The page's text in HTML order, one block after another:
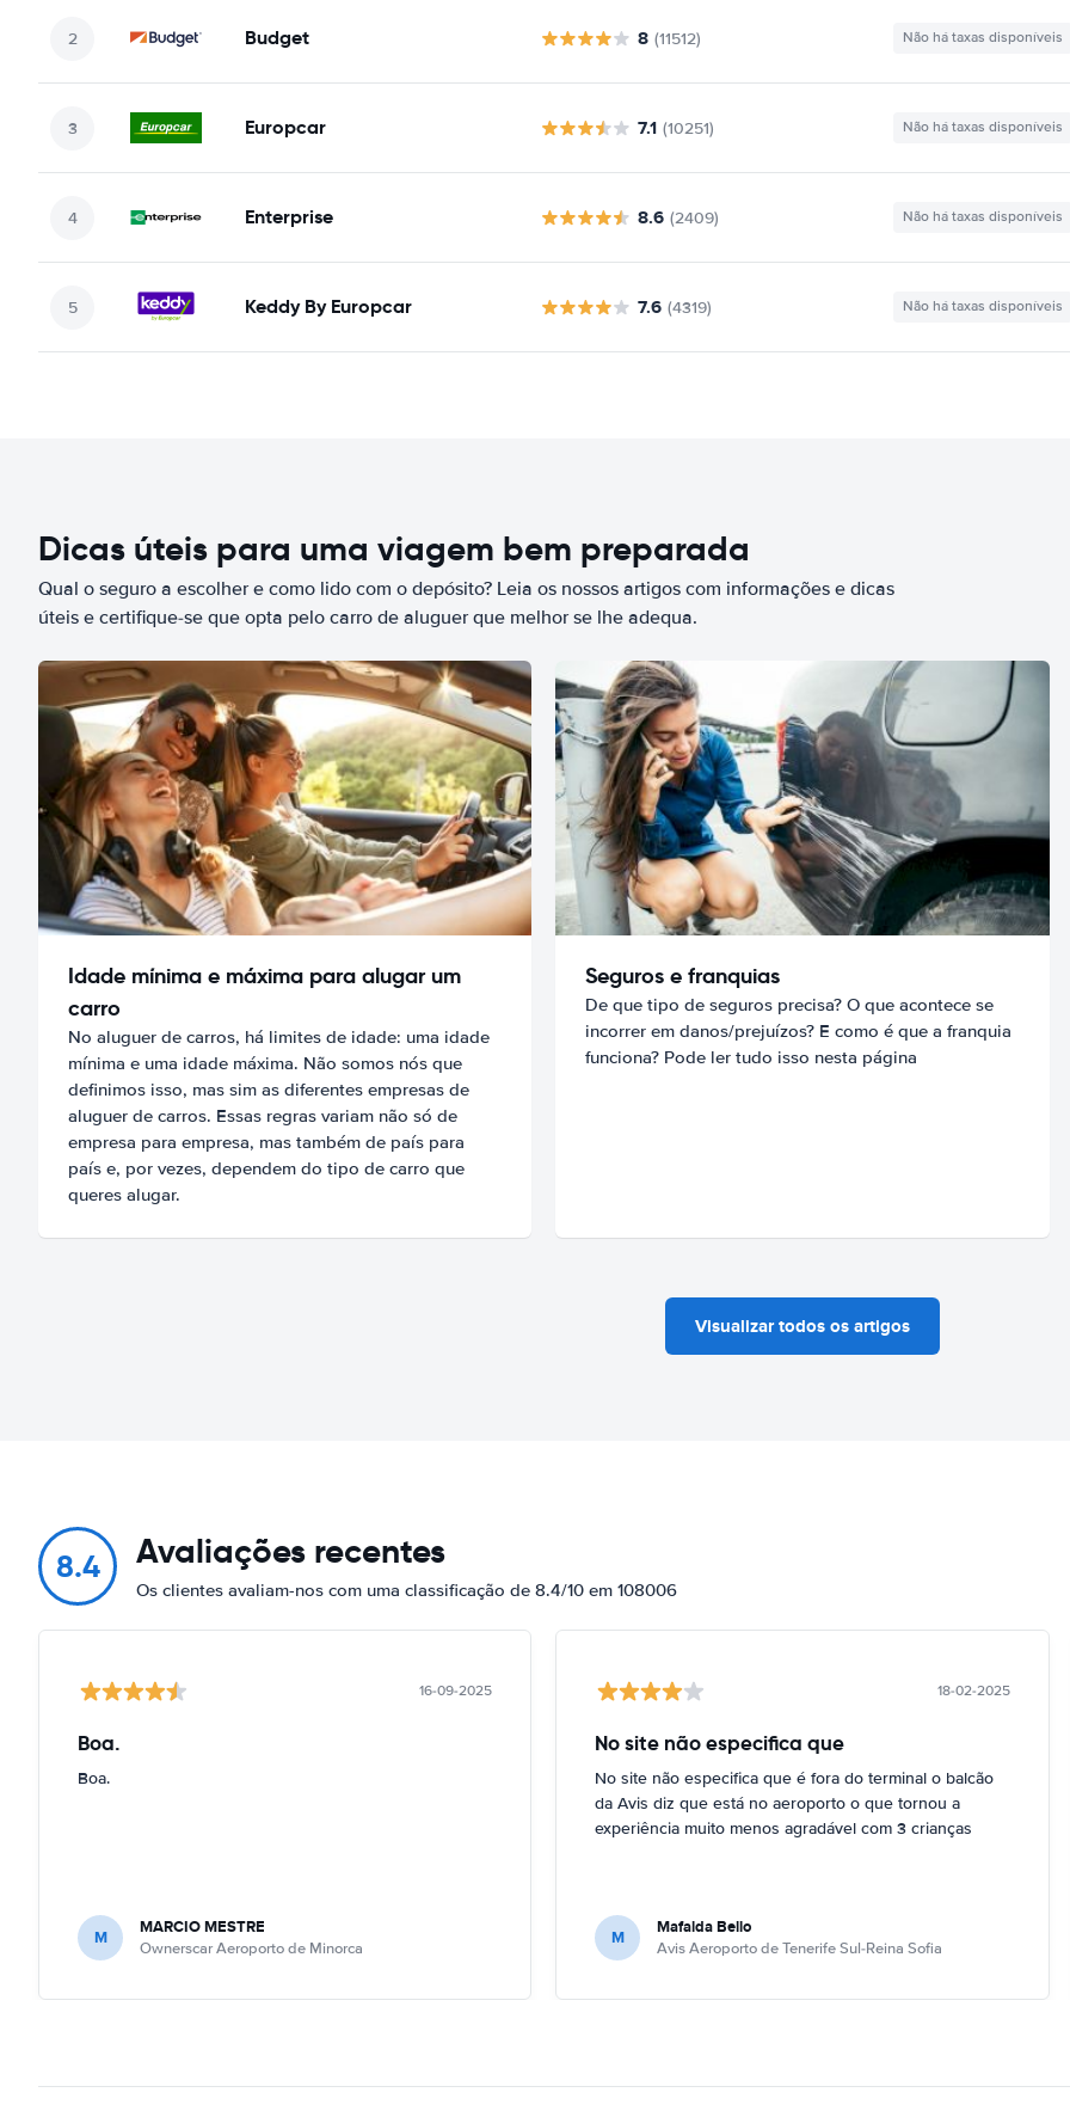
Budget 8 (11512) Não há taxas disponíveis
Europcar 7.1 (10251) Não há taxas disponíveis
Enterprise 8.6 (2409) Não há taxas disponíveis
Keddy By Europcar 7.6 (4319) Não há taxas disponíveis
Dicas úteis para uma viagem bem preparada
Qual o seguro a escolher e como lido com o depósito? Leia os nossos artigos com informações e dicas
úteis e certifique-se que opta pelo carro de aluguer que melhor se lhe adequa.
Idade mínima e máxima para alugar um
carro
No aluguer de carros, há limites de idade: uma idade
mínima e uma idade máxima. Não somos nós que
definimos isso, mas sim as diferentes empresas de
aluguer de carros. Essas regras variam não só de
empresa para empresa, mas também de país para
país e, por vezes, dependem do tipo de carro que
queres alugar.
Seguros e franquias
De que tipo de seguros precisa? O que acontece se
incorrer em danos/prejuízos? E como é que a franquia
funciona? Pode ler tudo isso nesta página
Visualizar todos os artigos
8.4 Avaliações recentes
Os clientes avaliam-nos com uma classificação de 8.4/10 em 108006
16-09-2025
Boa.
Boa.
M MARCIO MESTRE
Ownerscar Aeroporto de Minorca
18-02-2025
No site não especifica que
No site não especifica que é fora do terminal o balcão
da Avis diz que está no aeroporto o que tornou a
experiência muito menos agradável com 3 crianças
M Mafalda Bello
Avis Aeroporto de Tenerife Sul-Reina Sofia